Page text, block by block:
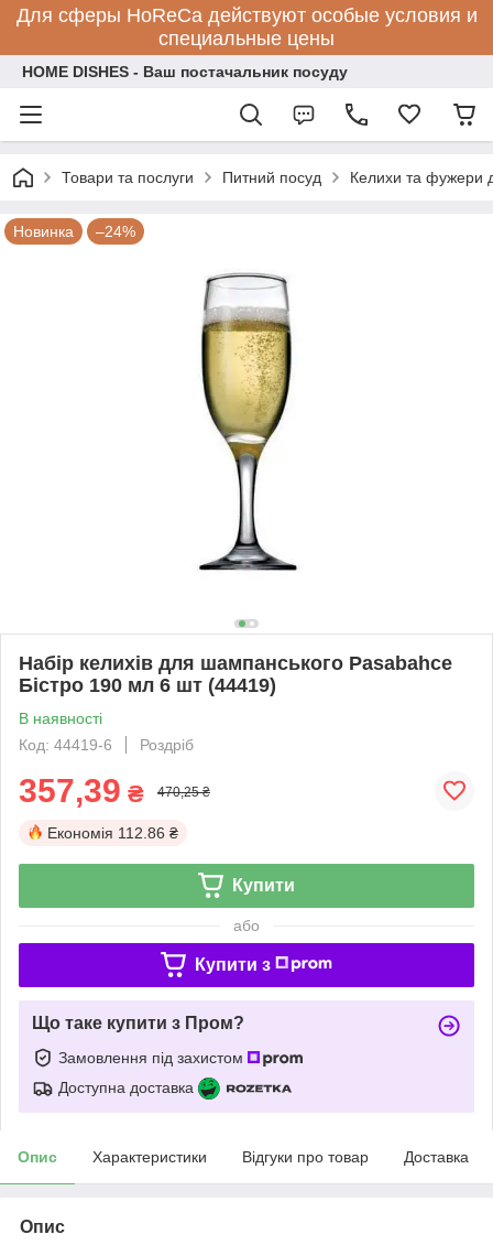
Для сферы HoReCa действуют особые условия и
специальные цены
HOME DISHES - Ваш постачальник посуду
Товари та послуги Питний посуд Келихи та фужери
Новинка –24%
Набір келихів для шампанського Pasabahce
Бістро 190 мл 6 шт (44419)
В наявності
Код: 44419-6
Роздріб
357,39 ₴ 470,25 ₴
Економія 112.86 ₴
Купити
або
Купити з
Що таке купити з Пром?
Замовлення під захистом
Доступна доставка
Опис Характеристики Відгуки про товар Доставка
Опис